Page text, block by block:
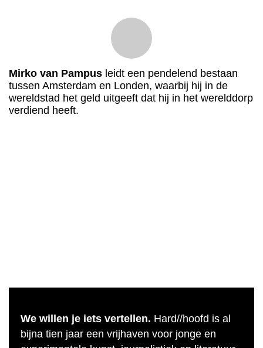
Mirko van Pampus leidt een pendelend bestaan
tussen Amsterdam en Londen, waarbij hij in de
wereldstad het geld uitgeeft dat hij in het werelddorp
verdiend heeft.
We willen je iets vertellen. Hard//hoofd is al
bijna tien jaar een vrijhaven voor jonge en